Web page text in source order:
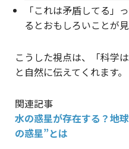
「これは矛盾してる」
るとおもしろいことが
こうした視点は、「科学
と自然に伝えてくれます。
関連記事
水の惑星が存在する？地
の惑星”とは